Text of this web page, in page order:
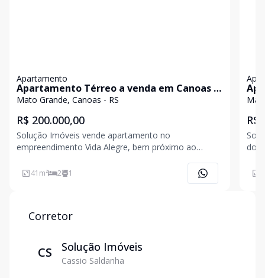
Apartamento
Apartamento Térreo a venda em Canoas -
Vida Alegre
Mato Grande, Canoas - RS
R$ 200.000,00
Solução Imóveis vende apartamento no
empreendimento Vida Alegre, bem próximo ao
ele possui 2 dormitórios, cozinha planejada e
banheiro , ideal para sua família. A unidade conta
41 m² 2 1
R$
Corretor
CS Solução Imóveis
Cassio Saldanha